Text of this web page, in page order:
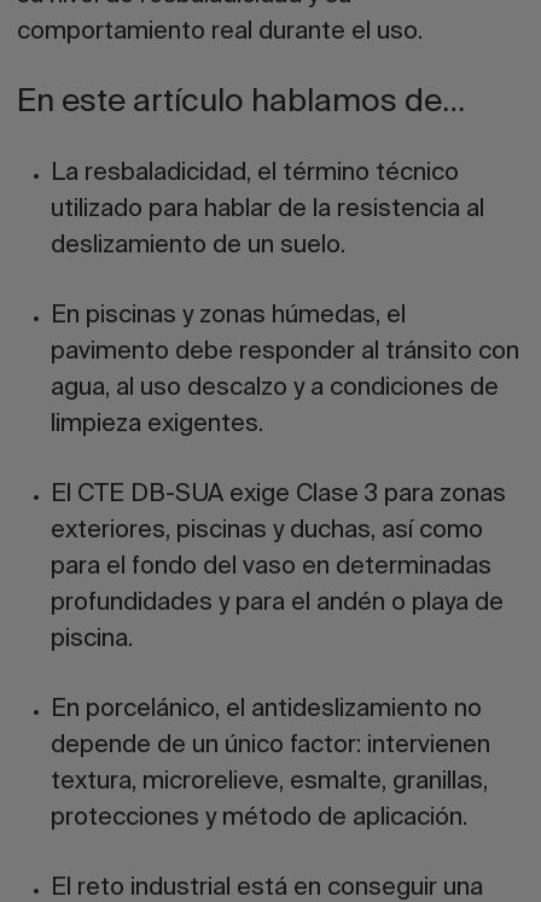
comportamiento real durante el uso.
En este artículo hablamos de…
La resbaladicidad, el término técnico
utilizado para hablar de la resistencia al
deslizamiento de un suelo.
En piscinas y zonas húmedas, el
pavimento debe responder al tránsito con
agua, al uso descalzo y a condiciones de
limpieza exigentes.
El CTE DB-SUA exige Clase 3 para zonas
exteriores, piscinas y duchas, así como
para el fondo del vaso en determinadas
profundidades y para el andén o playa de
piscina.
En porcelánico, el antideslizamiento no
depende de un único factor: intervienen
textura, microrelieve, esmalte, granillas,
protecciones y método de aplicación.
El reto industrial está en conseguir una